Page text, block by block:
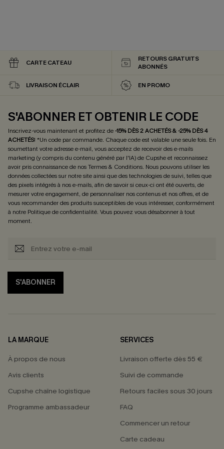
CARTE CATEAU
RETOURS GRATUITS
ABONNÉS
LIVRAISON ÉCLAIR EN PROMO
S'ABONNER ET OBTENIR LE CODE
Inscrivez-vous maintenant et profitez de-15% DÈS 2 ACHETÉS & -25% DÈS 4
ACHETÉS! *Un code par commande. Chaque code est valable une seule fois. En
soumettant votre adresse e-mail, vous acceptez de recevoir des e-mails
marketing (y compris du contenu généré par l'IA) de Cupshe et reconnaissez
avoir pris connaissance de nosTermes & Conditions. Nous pouvons utiliser les
données collectées sur notre site ainsi que des technologies de suivi, telles que
des pixels intégrés à nos e-mails, afin de savoir si ceux-ci ont été ouverts, de
mesurer votre engagement, de personnaliser nos contenus et nos offres, et de
vous recommander des produits susceptibles de vous intéresser, conformément
à notre Politique de confidentialité. Vous pouvez vous désabonner à tout
moment.
S'ABONNER
LA MARQUE
À propos de nous
Avis clients
Cupshe chaîne logistique
Programme ambassadeur
SERVICES
Livraison offerte dès 55 €
Suivi de commande
Retours faciles sous 30 jours
FAQ
Commencer un retour
Carte cadeau